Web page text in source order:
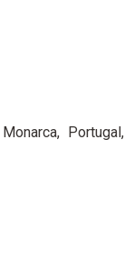
Monarca
Portugal